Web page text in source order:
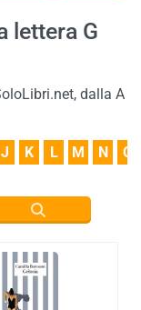
lettera G
dalla A
J K L M N O